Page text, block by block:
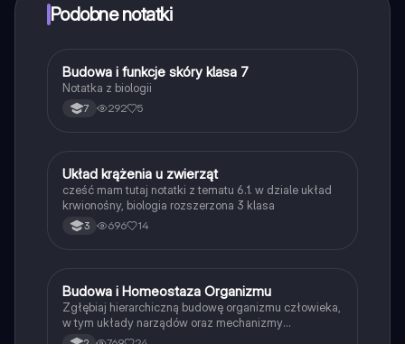
które również możesz otrzymać za darmo. Dodatkowo
oferujemy usługę Knowunity Premium, która pozwala
Podobne notatki
Biologia
Budowa i funkcje skóry klasa 7
Notatka z biologii
7 292 5
Biologia
Układ krążenia u zwierząt
cześć mam tutaj notatki z tematu 6.1. w dziale układ
krwionośny, biologia rozszerzona 3 klasa
3 696 14
Biologia
Budowa i Homeostaza Organizmu
Zgłębiaj hierarchiczną budowę organizmu człowieka,
w tym układy narządów oraz mechanizmy
homeostazy. Dowiedz się, jak organizm utrzymuje